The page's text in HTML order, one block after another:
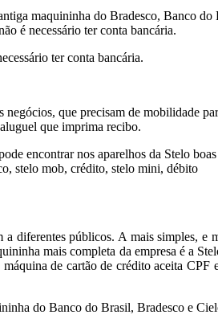
maquininha do Bradesco, Banco
é necessário ter conta bancária.
ter conta bancária.
que precisam de mobilidade
que imprima recibo.
encontrar nos aparelhos da Stelo
diferentes públicos. A mais simples,
mais completa da empresa é a
de cartão de crédito aceita CPF
do Banco do Brasil, Bradesco e